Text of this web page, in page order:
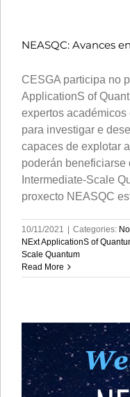
NEASQC: Avances
CESGA participa no
ApplicationS of
expertos
para investigar e
capaces de explotar
poderán beneficiarse
Intermediate-Scale
proxecto NEASQC
10/11/2021 | Categories:
NExt ApplicationS of
Scale Quantum
Read More